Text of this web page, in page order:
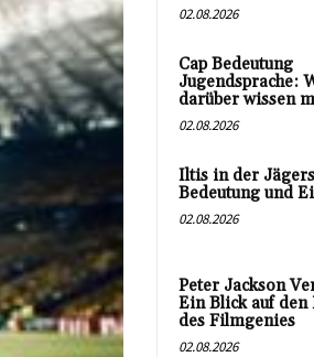
02.08.2026
Cap Bedeutung
Jugendsprache:
darüber wissen
02.08.2026
Iltis in der
Bedeutung und
02.08.2026
Peter Jackson
Ein Blick auf den
des Filmgenies
02.08.2026